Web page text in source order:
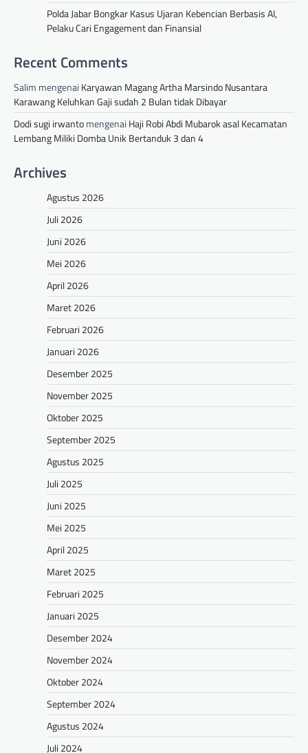
Polda Jabar Bongkar Kasus Ujaran Kebencian Berbasis AI,
Pelaku Cari Engagement dan Finansial
Recent Comments
Salim mengenai Karyawan Magang Artha Marsindo Nusantara
Karawang Keluhkan Gaji sudah 2 Bulan tidak Dibayar
Dodi sugi irwantomengenai Haji Robi Abdi Mubarok asal Kecamatan
Lembang Miliki Domba Unik Bertanduk 3 dan 4
Archives
Agustus 2026
Juli 2026
Juni 2026
Mei 2026
April 2026
Maret 2026
Februari 2026
Januari 2026
Desember 2025
November 2025
Oktober 2025
September 2025
Agustus 2025
Juli 2025
Juni 2025
Mei 2025
April 2025
Maret 2025
Februari 2025
Januari 2025
Desember 2024
November 2024
Oktober 2024
September 2024
Agustus 2024
Juli 2024